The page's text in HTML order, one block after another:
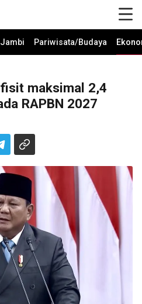
Pariwisata/Budaya
maksimal 2,4
RAPBN 2027